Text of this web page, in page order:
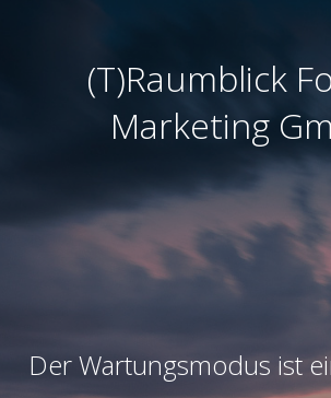
(T)Raumblick
Marketing
Der Wartungsmodus ist